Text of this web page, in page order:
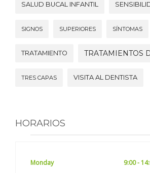
SALUD BUCAL INFANTIL
SIGNOS SUPERIORES SÍNTOMAS
TRATAMIENTO TRATAMIENTOS
TRES CAPAS VISITA AL DENTISTA
HORARIOS
Monday 9:00 -